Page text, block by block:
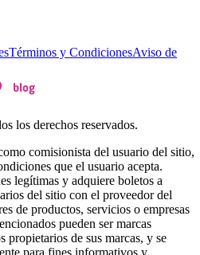
Términos y CondicionesAviso de
los derechos reservados.
comisionista del usuario del sitio,
que el usuario acepta.
legítimas y adquiere boletos a
del sitio con el proveedor del
de productos, servicios o empresas
pueden ser marcas
propietarios de sus marcas, y se